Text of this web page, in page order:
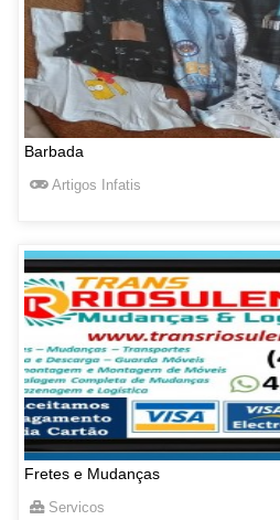
Barbada
Artigos Infatis
Fretes e Mudanças
Servicos